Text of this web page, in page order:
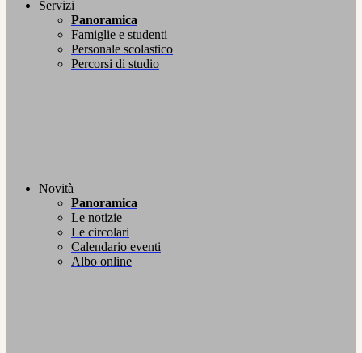
Servizi
Panoramica
Famiglie e studenti
Personale scolastico
Percorsi di studio
Novità
Panoramica
Le notizie
Le circolari
Calendario eventi
Albo online